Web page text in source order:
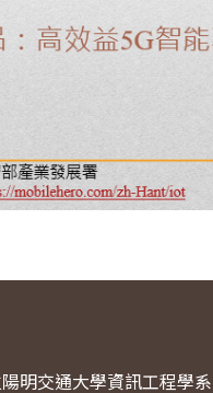
明交通大學資訊工程學